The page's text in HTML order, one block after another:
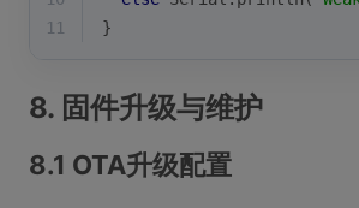
11
}
8. 固件升级与维护
8.1 OTA升级配置